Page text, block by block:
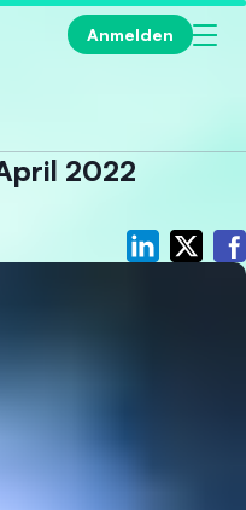
Anmelden
2022